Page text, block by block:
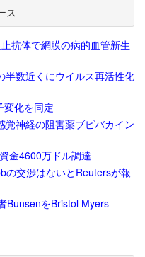
ス
抗体で網膜の病的血管新生
半数近くにウイルス再活性化
変化を同定
覚神経の阻害薬ブピバカイン
金4600万ドル調達
の交渉はないとReutersが報
BunsenをBristol Myers